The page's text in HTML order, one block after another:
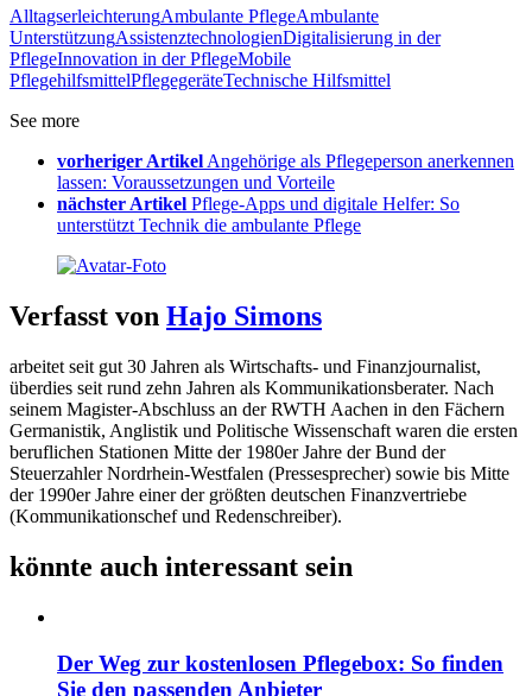
AlltagserleichterungAmbulante PflegeAmbulante
UnterstützungAssistenztechnologienDigitalisierung in der
PflegeInnovation in der PflegeMobile
PflegehilfsmittelPflegegeräteTechnische Hilfsmittel
See more
vorheriger Artikel Angehörige als Pflegeperson anerkennen
lassen: Voraussetzungen und Vorteile
nächster Artikel Pflege-Apps und digitale Helfer: So
unterstützt Technik die ambulante Pflege
Verfasst von Hajo Simons
arbeitet seit gut 30 Jahren als Wirtschafts- und Finanzjournalist,
überdies seit rund zehn Jahren als Kommunikationsberater. Nach
seinem Magister-Abschluss an der RWTH Aachen in den Fächern
Germanistik, Anglistik und Politische Wissenschaft waren die ersten
beruflichen Stationen Mitte der 1980er Jahre der Bund der
Steuerzahler Nordrhein-Westfalen (Pressesprecher) sowie bis Mitte
der 1990er Jahre einer der größten deutschen Finanzvertriebe
(Kommunikationschef und Redenschreiber).
könnte auch interessant sein
Der Weg zur kostenlosen Pflegebox: So finden
Sie den passenden Anbieter